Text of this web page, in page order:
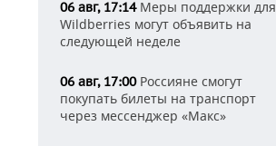
06 авг, 17:14Меры поддержки для
Wildberries могут объявить на
следующей неделе
06 авг, 17:00Россияне смогут
покупать билеты на транспорт
через мессенджер «Макс»